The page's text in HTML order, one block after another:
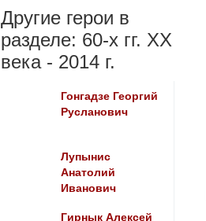
Другие герои в
разделе: 60-х гг. ХХ
века - 2014 г.
Гонгадзе Георгий
Русланович
Лупынис
Анатолий
Иванович
Гирнык Алексей